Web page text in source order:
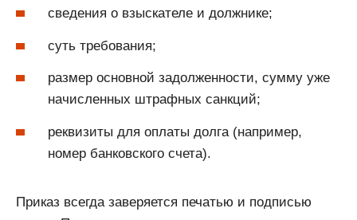
сведения о взыскателе и должнике;
суть требования;
размер основной задолженности, сумму уже
начисленных штрафных санкций;
реквизиты для оплаты долга (например,
номер банковского счета).
Приказ всегда заверяется печатью и подписью